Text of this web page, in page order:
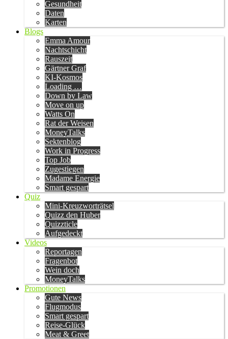
Gesundheit
Daten
Karten
Blogs
Emma Amour
Nachtschicht
Rauszeit
Gärtner Graf
KI-Kosmos
Loading …
Down by Law
Move on up
Watts On
Rat der Weisen
MoneyTalks
Sektenblog
Work in Progress
Top Job
Zugestiegen
Madame Energie
Smart gespart
Quiz
Mini-Kreuzworträtsel
Quizz den Huber
Quizzticle
Aufgedeckt
Videos
Reportagen
Fragenbot
Wein doch
MoneyTalks
Promotionen
Gute News
Flugmodus
Smart gespart
Reise-Glück
Meat & Greet